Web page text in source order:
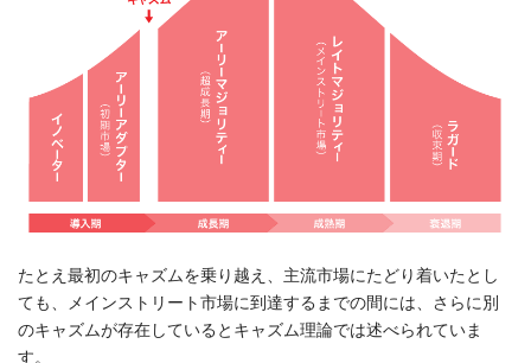
たとえ最初のキャズムを乗り越え、主流市場にたどり着いたとし
ても、メインストリート市場に到達するまでの間には、さらに別
のキャズムが存在しているとキャズム理論では述べられていま
す。